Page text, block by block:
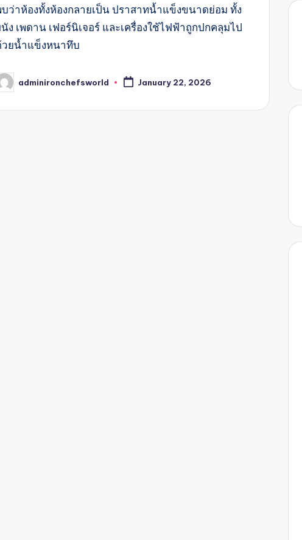
ว่าห้องทั้งห้องกลายเป็น ปราสาทน้ำแข็งขนาดย่อม ทั้ง
ง เพดาน เฟอร์นิเจอร์ และเครื่องใช้ไฟฟ้าถูกปกคลุมไป
ยน้ำแข็งหนาทึบ
adminironchefsworld January 22, 2026